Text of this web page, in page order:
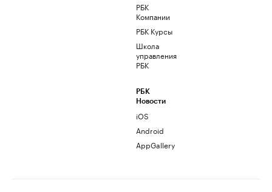
РБК
Компании
РБК Курсы
Школа
управления
РБК
РБК
Новости
iOS
Android
AppGallery